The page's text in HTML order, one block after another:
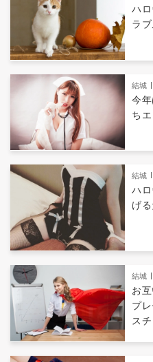
ハ
ラ
結城
今
ち
結城
ハ
げ
結城
お
プ
ス